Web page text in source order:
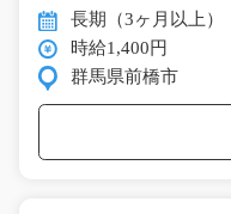
長期（3ヶ月以上）
時給1,400円
群馬県前橋市